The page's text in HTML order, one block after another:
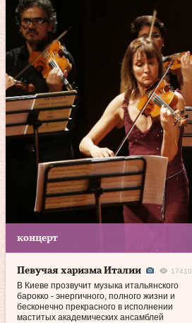
концерт
Певучая харизма Италии 17410
В Киеве прозвучит музыка итальянского
барокко - энергичного, полного жизни и
бесконечно прекрасного в исполнении
маститых академических ансамблей